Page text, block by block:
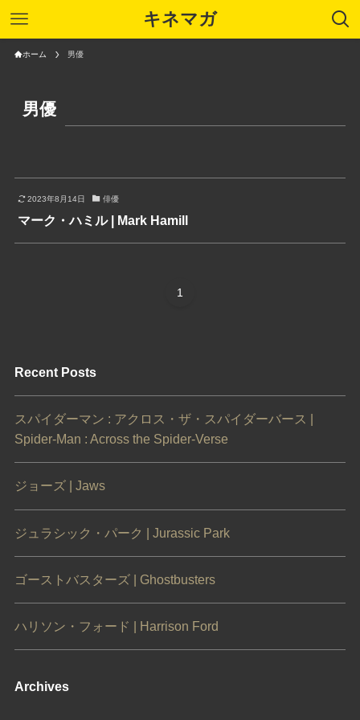
キネマガ
ホーム 男優
男優
2023年8月14日 俳優
マーク・ハミル | Mark Hamill
1
Recent Posts
スパイダーマン : アクロス・ザ・スパイダーバース |
Spider-Man : Across the Spider-Verse
ジョーズ | Jaws
ジュラシック・パーク | Jurassic Park
ゴーストバスターズ | Ghostbusters
ハリソン・フォード | Harrison Ford
Archives